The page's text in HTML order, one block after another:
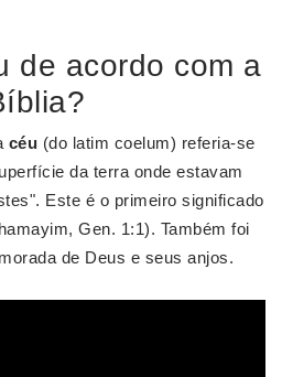
de acordo com a
céu (do latim coelum) referia-se
da terra onde estavam
Este é o primeiro significado
Gen. 1:1). Também foi
de Deus e seus anjos.